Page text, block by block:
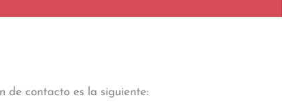
de contacto es la siguiente: